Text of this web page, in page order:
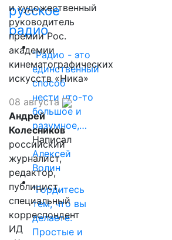
русское
радио
"Радио - это
единственный
способ
нести что-то
большое и
разумное,…
Написал
Алексей
Волин
"Гордитесь
тем, что вы
делаете.
Простые и
и художественный
руководитель
премии Рос.
академии
кинематографических
искусств «Ника»
08 августа
Андрей
Колесников
российский
журналист,
редактор,
публицист,
специальный
корреспондент
ИД